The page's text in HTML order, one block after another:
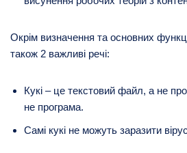
Окрім визначення та основних
також 2 важливі речі:
Кукі – це текстовий файл, а не
не програма.
Самі кукі не можуть заразити